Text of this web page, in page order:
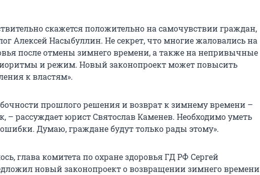
скажется положительно на самочувствии граждан,
Алексей Насыбуллин. Не секрет, что многие жаловались на
после отмены зимнего времени, а также на непривычные
и режим. Новый законопроект может повысить
к властям».
прошлого решения и возврат к зимнему времени –
– рассуждает юрист Святослав Каменев. Необходимо уметь
ошибки. Думаю, граждане будут только рады этому».
, глава комитета по охране здоровья ГД РФ Сергей
новый законопроект о возвращении зимнего времени